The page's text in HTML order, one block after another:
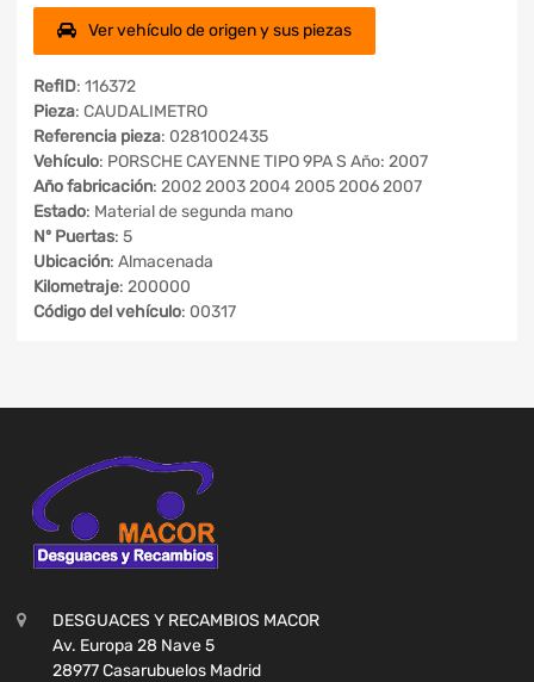
Ver vehículo de origen y sus piezas
RefID: 116372
Pieza: CAUDALIMETRO
Referencia pieza: 0281002435
Vehículo: PORSCHE CAYENNE TIPO 9PA S Año: 2007
Año fabricación: 2002 2003 2004 2005 2006 2007
Estado: Material de segunda mano
Nº Puertas: 5
Ubicación: Almacenada
Kilometraje: 200000
Código del vehículo: 00317
DESGUACES Y RECAMBIOS MACOR
Av. Europa 28 Nave 5
28977 Casarubuelos Madrid